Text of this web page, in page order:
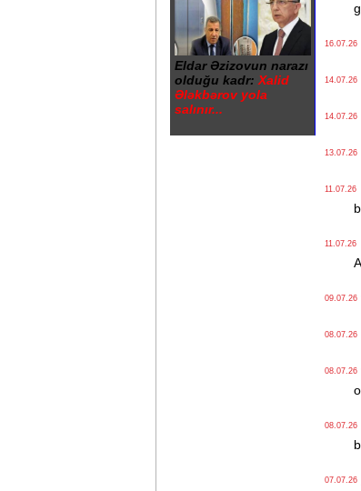
Eldar Əzizovun narazı
olduğu kadr: Xalid
Ələkbərov yola
salınır...
16.07.26
14.07.26
14.07.26
13.07.26
11.07.26
11.07.26
09.07.26
08.07.26
08.07.26
08.07.26
07.07.26